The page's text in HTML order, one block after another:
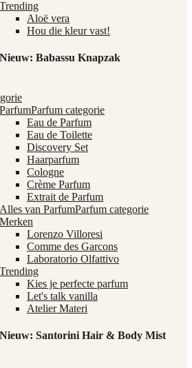
Trending
Aloë vera
Hou die kleur vast!
Nieuw: Babassu Knapzak
ParfumParfum categorie
Eau de Parfum
Eau de Toilette
Discovery Set
Haarparfum
Cologne
Crème Parfum
Extrait de Parfum
Alles van ParfumParfum categorie
Merken
Lorenzo Villoresi
Comme des Garcons
Laboratorio Olfattivo
Trending
Kies je perfecte parfum
Let's talk vanilla
Atelier Materi
Nieuw: Santorini Hair & Body Mist